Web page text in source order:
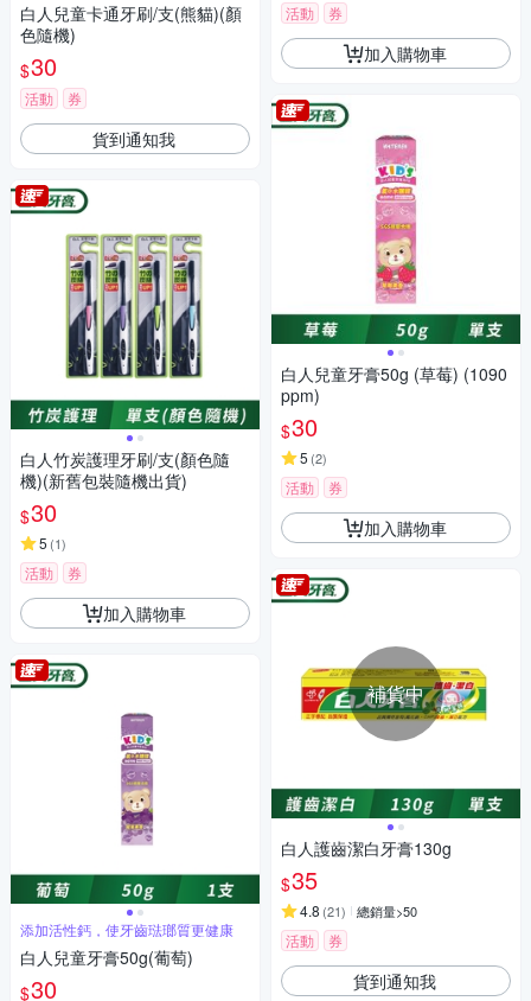
白人兒童卡通牙刷/支(熊貓)(顏
色隨機)
$30
活動 券
貨到通知我
白人竹炭護理牙刷/支(顏色隨
機)(新舊包裝隨機出貨)
$30
5 (1)
活動 券
加入購物車
添加活性鈣，使牙齒琺瑯質更健康
白人兒童牙膏50g(葡萄)
$30
活動 券
加入購物車
白人兒童牙膏50g (草莓) (1090
ppm)
$30
5 (2)
活動 券
加入購物車
補貨中
白人護齒潔白牙膏130g
$35
4.8 (21) 總銷量>50
活動 券
貨到通知我